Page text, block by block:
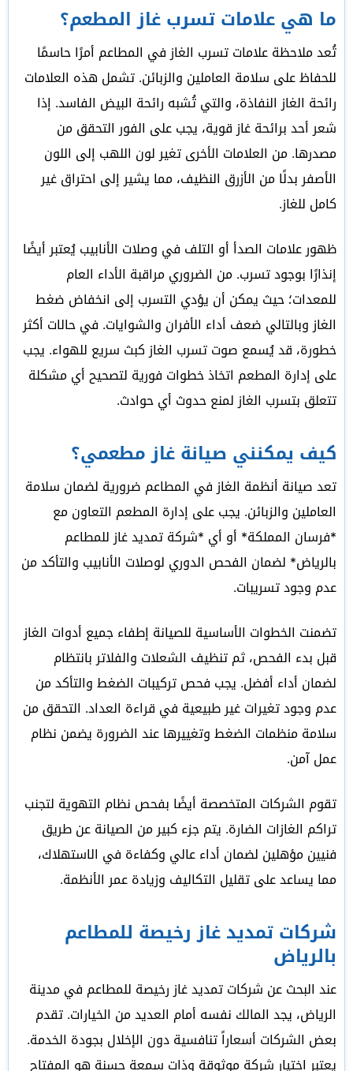
ما هي علامات تسرب غاز المطعم؟
تُعد ملاحظة علامات تسرب الغاز في المطاعم أمرًا حاسمًا
للحفاظ على سلامة العاملين والزبائن. تشمل هذه العلامات
رائحة الغاز النفاذة، والتي تُشبه رائحة البيض الفاسد. إذا
شعر أحد برائحة غاز قوية، يجب على الفور التحقق من
مصدرها. من العلامات الأخرى تغير لون اللهب إلى اللون
الأصفر بدلًا من الأزرق النظيف، مما يشير إلى احتراق غير
كامل للغاز.
ظهور علامات الصدأ أو التلف في وصلات الأنابيب يُعتبر أيضًا
إنذارًا بوجود تسرب. من الضروري مراقبة الأداء العام
للمعدات؛ حيث يمكن أن يؤدي التسرب إلى انخفاض ضغط
الغاز وبالتالي ضعف أداء الأفران والشوايات. في حالات أكثر
خطورة، قد يُسمع صوت تسرب الغاز كبث سريع للهواء. يجب
على إدارة المطعم اتخاذ خطوات فورية لتصحيح أي مشكلة
تتعلق بتسرب الغاز لمنع حدوث أي حوادث.
كيف يمكنني صيانة غاز مطعمي؟
تعد صيانة أنظمة الغاز في المطاعم ضرورية لضمان سلامة
العاملين والزبائن. يجب على إدارة المطعم التعاون مع
*فرسان المملكة* أو أي *شركة تمديد غاز للمطاعم
بالرياض* لضمان الفحص الدوري لوصلات الأنابيب والتأكد من
عدم وجود تسريبات.
تضمنت الخطوات الأساسية للصيانة إطفاء جميع أدوات الغاز
قبل بدء الفحص، ثم تنظيف الشعلات والفلاتر بانتظام
لضمان أداء أفضل. يجب فحص تركيبات الضغط والتأكد من
عدم وجود تغيرات غير طبيعية في قراءة العداد. التحقق من
سلامة منظمات الضغط وتغييرها عند الضرورة يضمن نظام
عمل آمن.
تقوم الشركات المتخصصة أيضًا بفحص نظام التهوية لتجنب
تراكم الغازات الضارة. يتم جزء كبير من الصيانة عن طريق
فنيين مؤهلين لضمان أداء عالي وكفاءة في الاستهلاك،
مما يساعد على تقليل التكاليف وزيادة عمر الأنظمة.
شركات تمديد غاز رخيصة للمطاعم
بالرياض
عند البحث عن شركات تمديد غاز رخيصة للمطاعم في مدينة
الرياض، يجد المالك نفسه أمام العديد من الخيارات. تقدم
بعض الشركات أسعاراً تنافسية دون الإخلال بجودة الخدمة.
يعتبر اختيار شركة موثوقة وذات سمعة حسنة هو المفتاح